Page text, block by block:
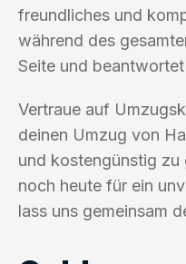
freundliches und
während des
Seite und
Vertraue auf
deinen Umzug von
und kostengünstig zu
noch heute für ein
lass uns gemeinsam